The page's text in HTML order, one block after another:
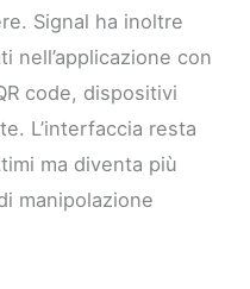
Signal ha inoltre
nell’applicazione con
code, dispositivi
L’interfaccia resta
ma diventa più
manipolazione